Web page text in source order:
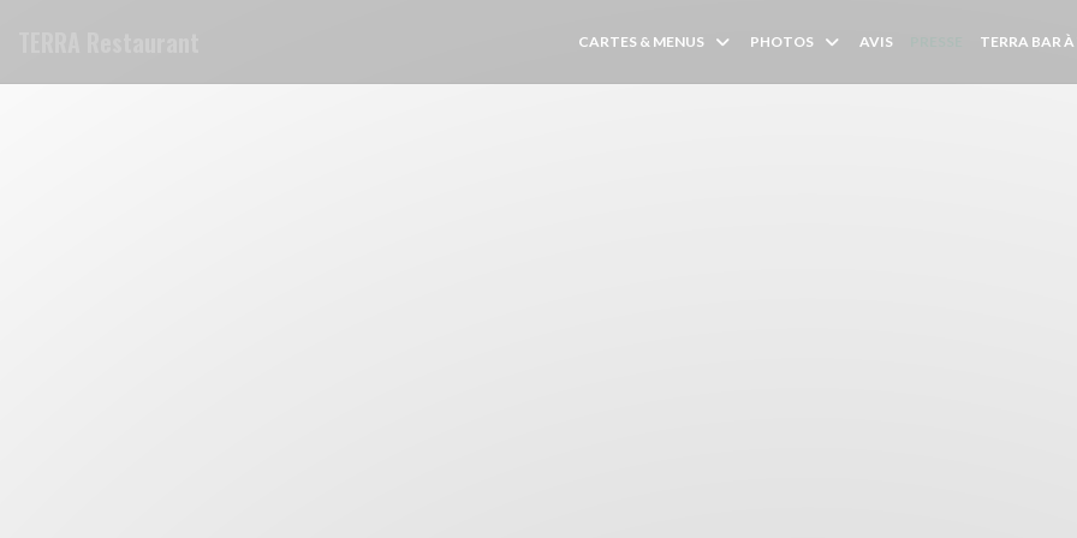
CARTES & MENUS PHOTOS AVIS TERRA BAR